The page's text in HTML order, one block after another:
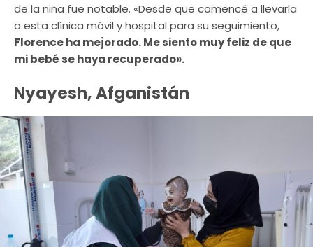
de la niña fue notable. «Desde que comencé a llevarla
a esta clínica móvil y hospital para su seguimiento,
Florence ha mejorado. Me siento muy feliz de que
mi bebé se haya recuperado».
Nyayesh, Afganistán